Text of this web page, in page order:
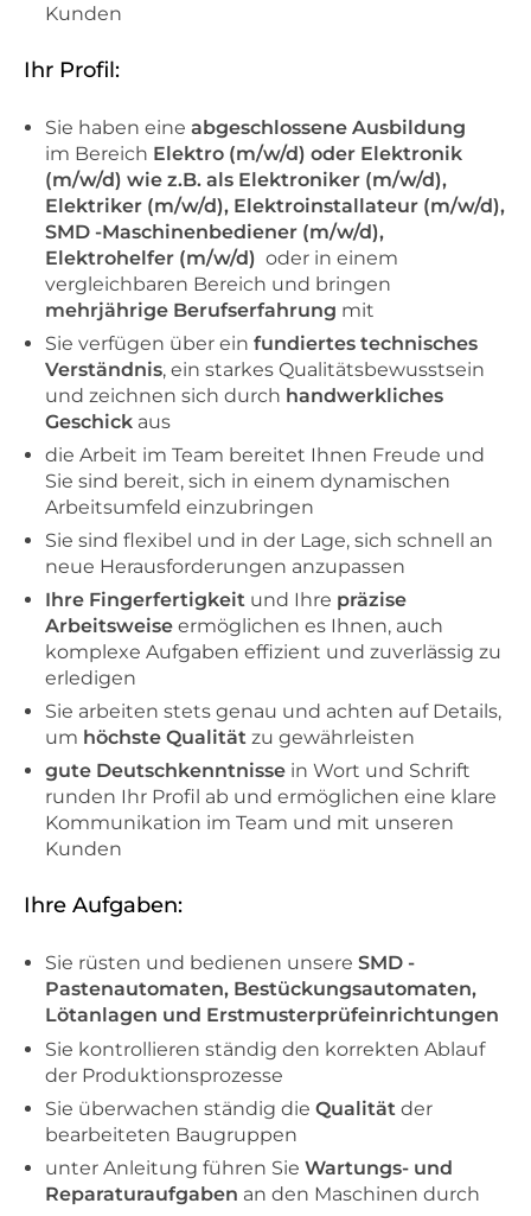
Kunden
Ihr Profil:
Sie haben eine abgeschlossene Ausbildung
im Bereich Elektro (m/w/d) oder Elektronik
(m/w/d) wie z.B. als Elektroniker (m/w/d),
Elektriker (m/w/d), Elektroinstallateur (m/w/d),
SMD -Maschinenbediener (m/w/d),
Elektrohelfer (m/w/d) oder in einem
vergleichbaren Bereich und bringen
mehrjährige Berufserfahrung mit
Sie verfügen über ein fundiertes technisches
Verständnis, ein starkes Qualitätsbewusstsein
und zeichnen sich durch handwerkliches
Geschick aus
die Arbeit im Team bereitet Ihnen Freude und
Sie sind bereit, sich in einem dynamischen
Arbeitsumfeld einzubringen
Sie sind flexibel und in der Lage, sich schnell an
neue Herausforderungen anzupassen
Ihre Fingerfertigkeit und Ihre präzise
Arbeitsweise ermöglichen es Ihnen, auch
komplexe Aufgaben effizient und zuverlässig zu
erledigen
Sie arbeiten stets genau und achten auf Details,
um höchste Qualität zu gewährleisten
gute Deutschkenntnisse in Wort und Schrift
runden Ihr Profil ab und ermöglichen eine klare
Kommunikation im Team und mit unseren
Kunden
Ihre Aufgaben:
Sie rüsten und bedienen unsere SMD -
Pastenautomaten, Bestückungsautomaten,
Lötanlagen und Erstmusterprüfeinrichtungen
Sie kontrollieren ständig den korrekten Ablauf
der Produktionsprozesse
Sie überwachen ständig die Qualität der
bearbeiteten Baugruppen
unter Anleitung führen Sie Wartungs- und
Reparaturaufgaben an den Maschinen durch